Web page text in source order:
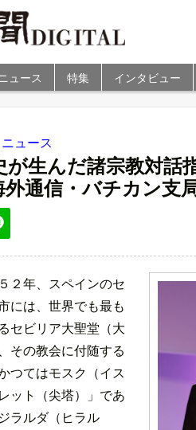
ュース 特集 インタビュー
ニュース
が生んだ諸宗教対
通信・バチカン支局
２年、スペインのセ
には、世界でも最も
セビリア大聖堂（大
その教会に付随する
つてはモスク（イス
ット（尖塔）」であ
ラルダ（ヒラル